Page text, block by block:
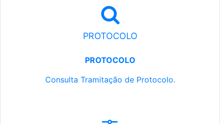
PROTOCOLO
PROTOCOLO
Consulta Tramitação de Protocolo.